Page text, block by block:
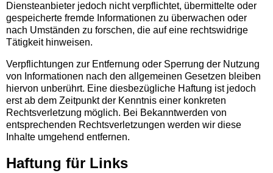
Diensteanbieter jedoch nicht verpflichtet, übermittelte oder
gespeicherte fremde Informationen zu überwachen oder
nach Umständen zu forschen, die auf eine rechtswidrige
Tätigkeit hinweisen.
Verpflichtungen zur Entfernung oder Sperrung der Nutzung
von Informationen nach den allgemeinen Gesetzen bleiben
hiervon unberührt. Eine diesbezügliche Haftung ist jedoch
erst ab dem Zeitpunkt der Kenntnis einer konkreten
Rechtsverletzung möglich. Bei Bekanntwerden von
entsprechenden Rechtsverletzungen werden wir diese
Inhalte umgehend entfernen.
Haftung für Links